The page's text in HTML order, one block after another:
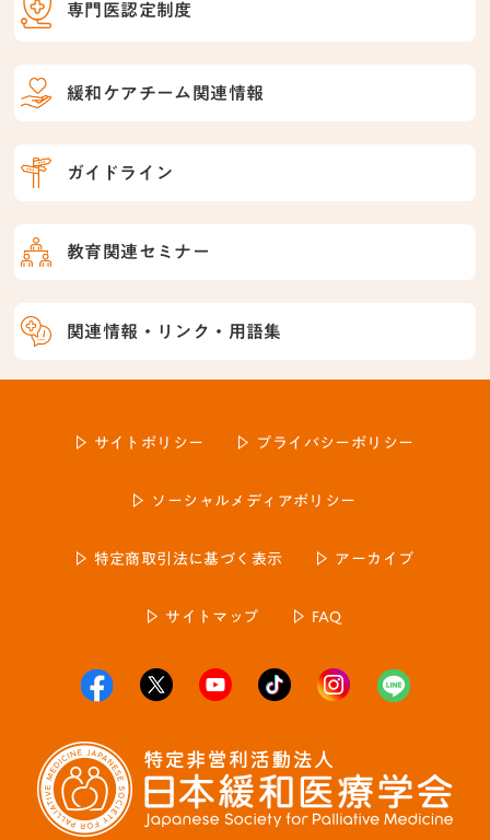
専門医認定制度
緩和ケアチーム関連情報
ガイドライン
教育関連セミナー
関連情報・リンク・用語集
サイトポリシー プライバシーポリシー
ソーシャルメディアポリシー
特定商取引法に基づく表示 アーカイブ
サイトマップ FAQ